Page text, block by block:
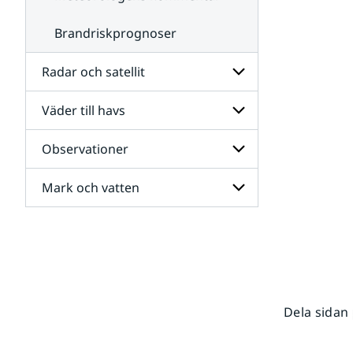
Brandriskprognoser
Radar och satellit
Undersidor
för
Radar
och
satellit
Väder till havs
Undersidor
för
Väder
till
havs
Observationer
Undersidor
för
Mark och vatten
Dela sidan